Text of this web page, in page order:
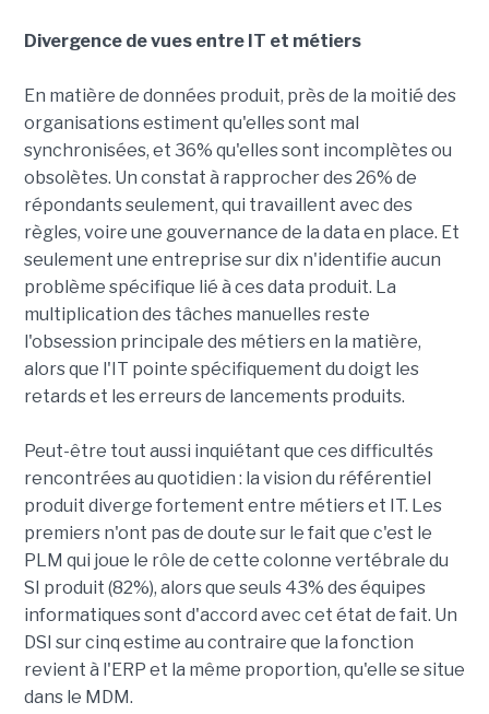
Divergence de vues entre IT et métiers
En matière de données produit, près de la moitié des
organisations estiment qu'elles sont mal
synchronisées, et 36% qu'elles sont incomplètes ou
obsolètes. Un constat à rapprocher des 26% de
répondants seulement, qui travaillent avec des
règles, voire une gouvernance de la data en place. Et
seulement une entreprise sur dix n'identifie aucun
problème spécifique lié à ces data produit. La
multiplication des tâches manuelles reste
l'obsession principale des métiers en la matière,
alors que l'IT pointe spécifiquement du doigt les
retards et les erreurs de lancements produits.
Peut-être tout aussi inquiétant que ces difficultés
rencontrées au quotidien : la vision du référentiel
produit diverge fortement entre métiers et IT. Les
premiers n'ont pas de doute sur le fait que c'est le
PLM qui joue le rôle de cette colonne vertébrale du
SI produit (82%), alors que seuls 43% des équipes
informatiques sont d'accord avec cet état de fait. Un
DSI sur cinq estime au contraire que la fonction
revient à l'ERP et la même proportion, qu'elle se situe
dans le MDM.